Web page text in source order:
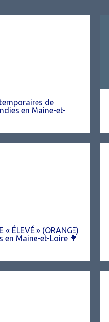
de
en Maine-et-
« ÉLEVÉ » (ORANGE)
en Maine-et-Loire 🌳